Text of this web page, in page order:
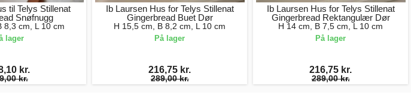
til Telys Stillenat
Snøfnugg
8,3 cm, L 10 cm
lager
kr.
kr.
Ib Laursen Hus for Telys Stillenat
Gingerbread Buet Dør
H 15,5 cm, B 8,2 cm, L 10 cm
På lager
216,75 kr.
289,00 kr.
Ib Laursen Hus for Telys Stillenat
Gingerbread Rektangulær Dør
H 14 cm, B 7,5 cm, L 10 cm
På lager
216,75 kr.
289,00 kr.